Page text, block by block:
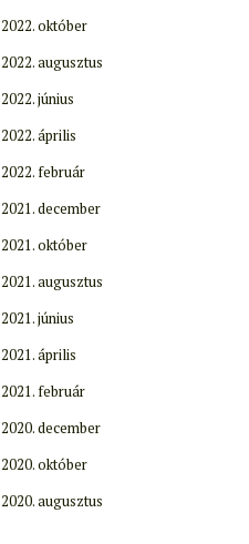
2022. október
2022. augusztus
2022. június
2022. április
2022. február
2021. december
2021. október
2021. augusztus
2021. június
2021. április
2021. február
2020. december
2020. október
2020. augusztus